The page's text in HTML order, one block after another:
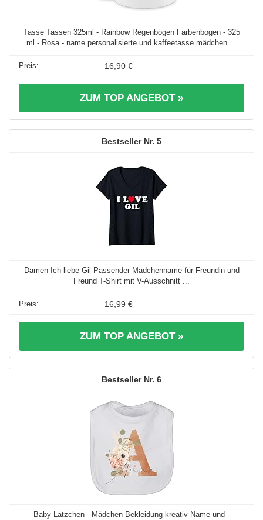
Tasse Tassen 325ml - Rainbow Regenbogen Farbenbogen - 325
ml - Rosa - name personalisierte und kaffeetasse mädchen ...
16,90 €
ZUM TOP ANGEBOT »
5
Damen Ich liebe Gil Passender Mädchenname für Freundin und
Freund T-Shirt mit V-Ausschnitt ...
16,99 €
ZUM TOP ANGEBOT »
6
Baby Lätzchen - Mädchen Bekleidung kreativ Name und -